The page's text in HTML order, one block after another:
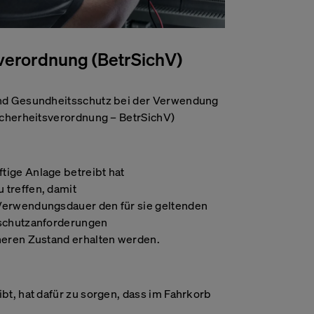
(BetrSichV)
Gesundheitsschutz bei der Verwendung
– BetrSichV)
Anlage betreibt hat
treffen, damit
den für sie geltenden
Zustand erhalten werden.
hat dafür zu sorgen, dass im Fahrkorb
über Ihren
in Form von
Informationen
zu
Zurück